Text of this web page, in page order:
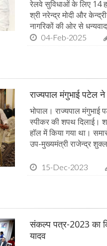
रेलवे सुविधाओं के लिए 14
श्री नरेन्द्र मोदी और
नागरिकों की ओर से
04-Feb-2025
राज्यपाल मंगुभाई पटेल ने
भोपाल। राज्यपाल मंगुभाई
स्पीकर की शपथ दिलाई।
हॉल में किया गया था।
उप-मुख्यमंत्री राजेन्द्र
15-Dec-2023
संकल्प पत्र-2023 का
यादव